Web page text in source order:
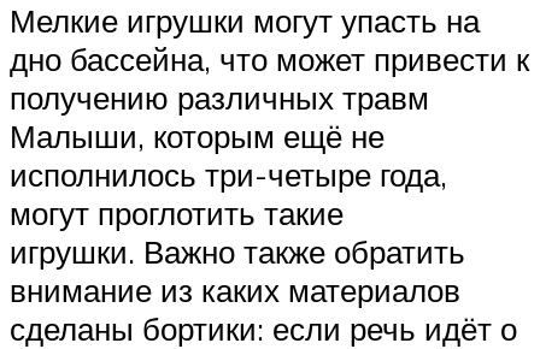
Мелкие игрушки могут упасть на
дно бассейна, что может привести к
получению различных травм
Малыши, которым ещё не
исполнилось три-четыре года,
могут проглотить такие
игрушки. Важно также обратить
внимание из каких материалов
сделаны бортики: если речь идёт о